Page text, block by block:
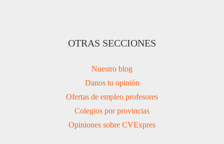
OTRAS SECCIONES
Nuestro blog
Danos tu opinión
Ofertas de empleo profesores
Colegios por provincias
Opiniones sobre CVExpres